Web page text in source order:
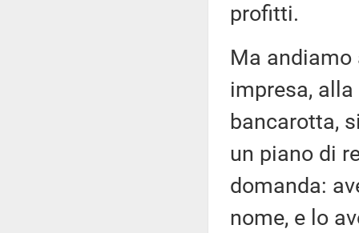
profitti.
Ma
impresa,
bancarotta,
un piano di
domanda:
nome, e lo